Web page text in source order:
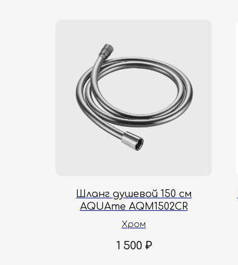
Шланг душевой 150 см
AQUAme AQM1502CR
Хром
1 500 ₽